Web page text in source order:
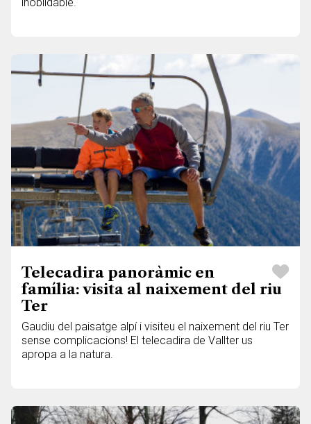
Telecadira panoràmic en
família: visita al naixement del riu
Ter
Gaudiu del paisatge alpí i visiteu el naixement del riu Ter
sense complicacions! El telecadira de Vallter us
apropa a la natura.